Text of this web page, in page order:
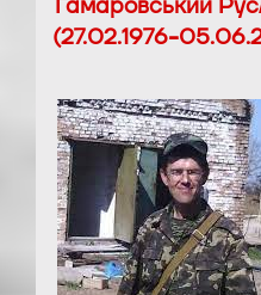
(27.02.1976-